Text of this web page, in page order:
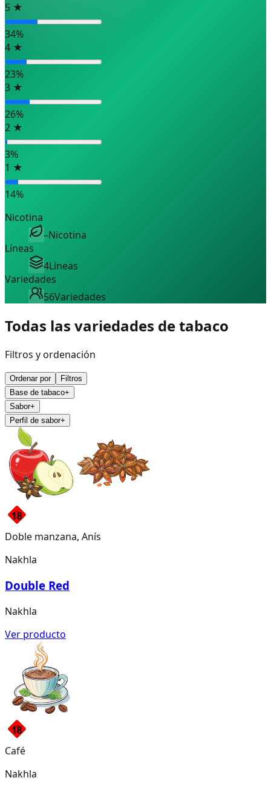
5 ★
34%
4 ★
23%
3 ★
26%
2 ★
3%
1 ★
14%
Nicotina
–Nicotina
Líneas
4Líneas
Variedades
56Variedades
Todas las variedades de tabaco
Filtros y ordenación
Ordenar por
Filtros
Base de tabaco+
Sabor+
Perfil de sabor+
Doble manzana, Anís
Nakhla
Double Red
Nakhla
Ver producto
Café
Nakhla